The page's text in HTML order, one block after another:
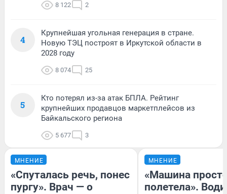
8 122 2
4
Крупнейшая угольная генерация в стране.
Новую ТЭЦ построят в Иркутской области в
2028 году
8 074 25
5
Кто потерял из-за атак БПЛА. Рейтинг
крупнейших продавцов маркетплейсов из
Байкальского региона
5 677 3
МНЕНИЕ
«Спуталась речь, понес
пургу». Врач — о
МНЕНИЕ
«Машина
полетела».